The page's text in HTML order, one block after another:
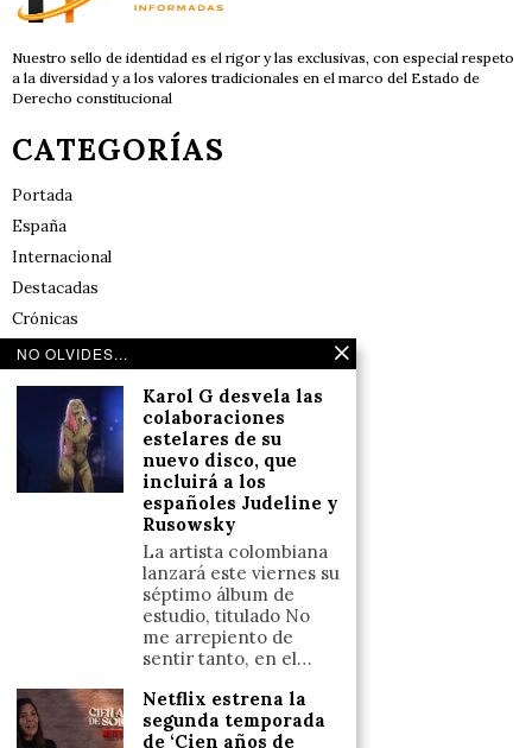
Nuestro sello de identidad es el rigor y las exclusivas, con especial respeto
a la diversidad y a los valores tradicionales en el marco del Estado de
Derecho constitucional
CATEGORÍAS
Portada
España
Internacional
Destacadas
Crónicas
Noticias de deportes en España
Reflexiones
LINKS
Política de cookies (UE)
Términos y condiciones
+34633110958
NO OLVIDES...
Karol G desvela las
colaboraciones
estelares de su
nuevo disco, que
incluirá a los
españoles Judeline y
Rusowsky
La artista colombiana
lanzará este viernes su
séptimo álbum de
estudio, titulado No
me arrepiento de
sentir tanto, en el…
Netflix estrena la
segunda temporada
de ‘Cien años de